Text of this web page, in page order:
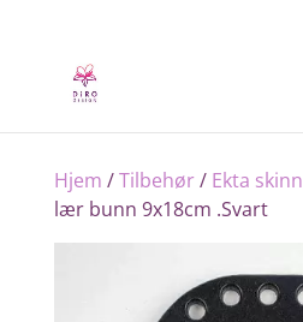
Hjem /Tilbehør/ Ekta skinn
lær bunn 9x18cm .Svart